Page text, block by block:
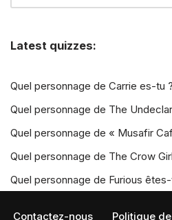
Latest quizzes:
Quel personnage de Carrie es-tu ?
Quel personnage de The
Quel personnage de « Musafir
Quel personnage de The Crow
Quel personnage de Furious
Contactez-nous Politique